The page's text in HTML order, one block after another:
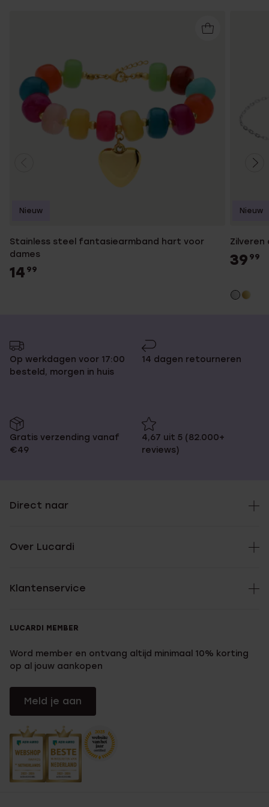
Stainless steel fantasiearmband hart voor
dames
14 99
Nieuw
Zilveren
39 99
Nieuw
Op werkdagen voor 17:00
besteld, morgen in huis
14 dagen retourneren
Gratis verzending vanaf
€49
4,67 uit 5 (82.000+
reviews)
Direct naar
Over Lucardi
Klantenservice
LUCARDI MEMBER
Word member en ontvang altijd minimaal 10% korting
op al jouw aankopen
Meld je aan